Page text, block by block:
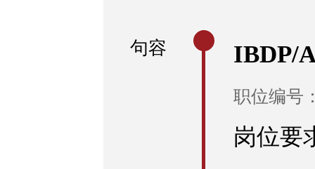
句容 IBDP/
职位编号
岗位要